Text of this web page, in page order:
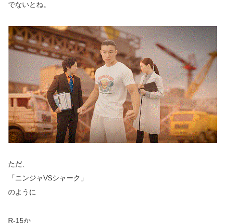
でないとね。
ただ、
「ニンジャVSシャーク」
のように
R-15か